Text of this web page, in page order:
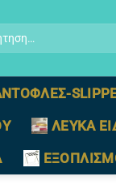
ΛΕΥΚΑ